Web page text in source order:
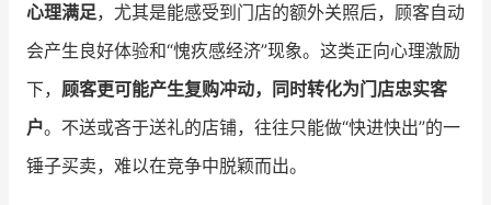
商家社区 社群交流
合作共进
心理满足，尤其是能感受到门店的额外关照后，顾客自动
会产生良好体验和“愧疚感经济”现象。这类正向心理激励
下， 顾客更可能产生复购冲动，同时转化为门店忠实客
户。不送或吝于送礼的店铺，往往只能做“快进快出”的一
锤子买卖，难以在竞争中脱颖而出。